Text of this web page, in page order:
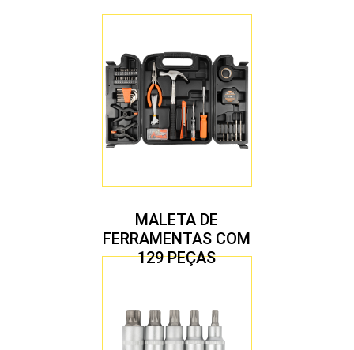
MALETA DE
FERRAMENTAS COM
129 PEÇAS